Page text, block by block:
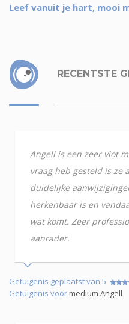
Leef vanuit je hart, mooi
RECENTSTE
Angell is een zeer vlot
vraag heb gesteld is ze
duidelijke
herkenbaar is en
wat komt. Zeer
aanrader.
Getuigenis geplaatst van 5
Getuigenis voormedium Angell